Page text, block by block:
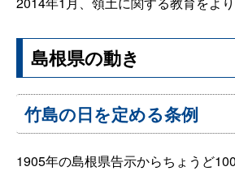
島根県の動き
竹島の日を定める条例
1905年の島根県告示からちょうど